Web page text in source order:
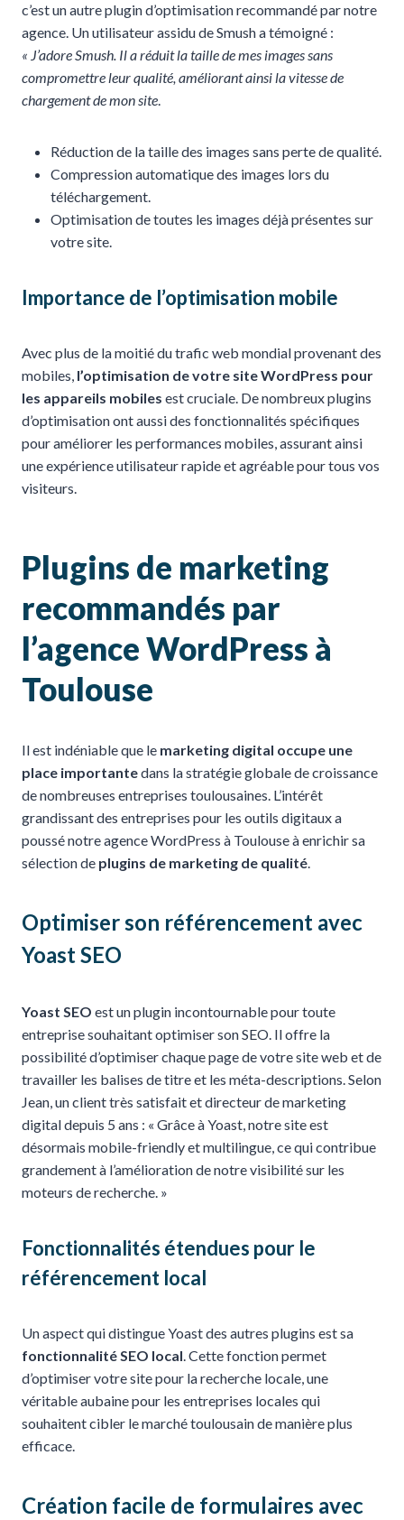
c’est un autre plugin d’optimisation recommandé par notre
agence. Un utilisateur assidu de Smush a témoigné :
« J’adore Smush. Il a réduit la taille de mes images sans
compromettre leur qualité, améliorant ainsi la vitesse de
chargement de mon site.
Réduction de la taille des images sans perte de qualité.
Compression automatique des images lors du
téléchargement.
Optimisation de toutes les images déjà présentes sur
votre site.
Importance de l’optimisation mobile
Avec plus de la moitié du trafic web mondial provenant des
mobiles, l’optimisation de votre site WordPress pour
les appareils mobiles est cruciale. De nombreux plugins
d’optimisation ont aussi des fonctionnalités spécifiques
pour améliorer les performances mobiles, assurant ainsi
une expérience utilisateur rapide et agréable pour tous vos
visiteurs.
Plugins de marketing
recommandés par
l’agence WordPress à
Toulouse
Il est indéniable que le marketing digital occupe une
place importantedans la stratégie globale de croissance
de nombreuses entreprises toulousaines. L’intérêt
grandissant des entreprises pour les outils digitaux a
poussé notre agence WordPress à Toulouse à enrichir sa
sélection de plugins de marketing de qualité
Optimiser son référencement avec
Yoast SEO
Yoast SEO est un plugin incontournable pour toute
entreprise souhaitant optimiser son SEO. Il offre la
possibilité d’optimiser chaque page de votre site web et de
travailler les balises de titre et les méta-descriptions. Selon
Jean, un client très satisfait et directeur de marketing
digital depuis 5 ans : « Grâce à Yoast, notre site est
désormais mobile-friendly et multilingue, ce qui contribue
grandement à l’amélioration de notre visibilité sur les
moteurs de recherche. »
Fonctionnalités étendues pour le
référencement local
Un aspect qui distingue Yoast des autres plugins est sa
fonctionnalité SEO local . Cette fonction permet
d’optimiser votre site pour la recherche locale, une
véritable aubaine pour les entreprises locales qui
souhaitent cibler le marché toulousain de manière plus
efficace.
Création facile de formulaires avec